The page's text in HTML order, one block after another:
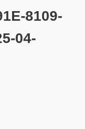
8109-
04-